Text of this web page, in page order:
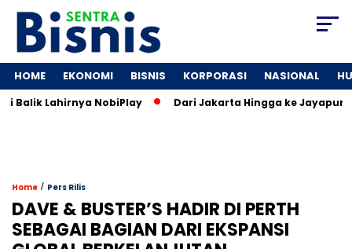
HOME EKONOMI BISNIS KORPORASI NASIONAL
Lahirnya NobiPlay Dari Jakarta Hingga ke Jayapura:
Home / Pers Rilis
DAVE & BUSTER’S HADIR DI PERTH
SEBAGAI BAGIAN DARI EKSPANSI